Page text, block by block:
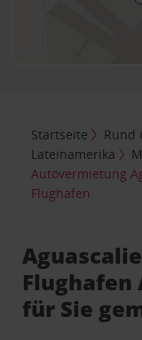
Startseite Rund
Lateinamerika
Autovermietung
Flughafen
für Sie